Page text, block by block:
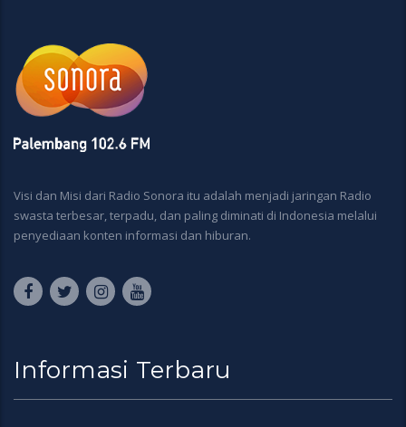
Visi dan Misi dari Radio Sonora itu adalah menjadi jaringan Radio
swasta terbesar, terpadu, dan paling diminati di Indonesia melalui
penyediaan konten informasi dan hiburan.
Informasi Terbaru